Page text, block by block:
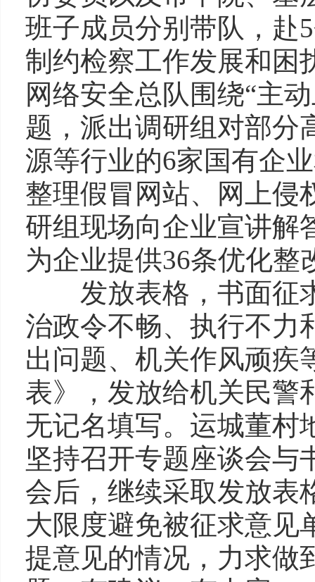
班子成员分别带队，赴
制约检察工作发展和困
网络安全总队围绕“主
题，派出调研组对部分
源等行业的6家国有企
整理假冒网站、网上侵
研组现场向企业宣讲解
为企业提供36条优化整
发放表格，书面征求
治政令不畅、执行不力
出问题、机关作风顽疾
表》，发放给机关民警
无记名填写。运城董村
坚持召开专题座谈会与
会后，继续采取发放表
大限度避免被征求意见
提意见的情况，力求做